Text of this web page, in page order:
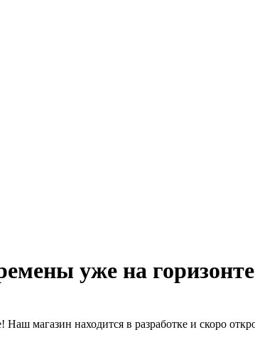
уже на горизонте
Наш магазин находится в разработке и скоро